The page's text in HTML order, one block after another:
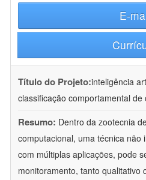
E-
Título do Projeto:inteligência
classificação comportamental
Resumo: Dentro da zootecnia
computacional, uma técnica não
com múltiplas aplicações, pode
monitoramento, tanto qualitativo